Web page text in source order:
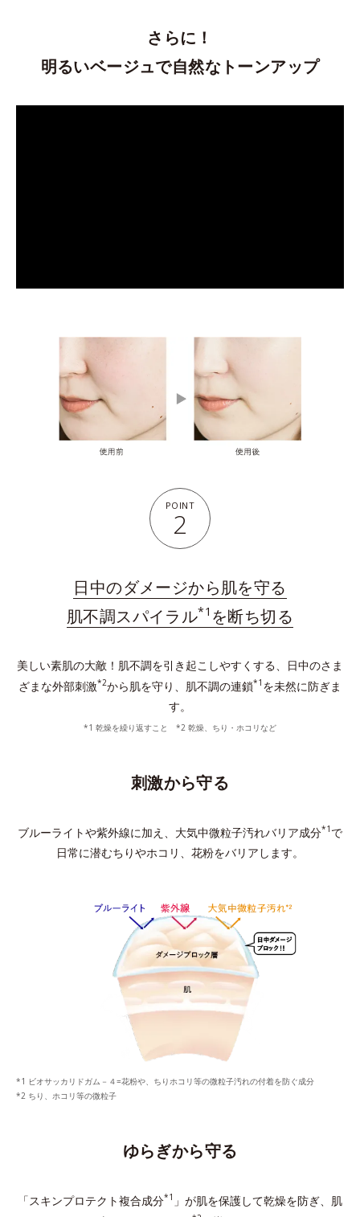
さらに！
明るいベージュで自然なトーンアップ
POINT
2
日中のダメージから肌を守る
肌不調スパイラル*1 を断ち切る
美しい素肌の大敵！肌不調を引き起こしやすくする、日中のさま
ざまな外部刺激*2から肌を守り、肌不調の連鎖*1 を未然に防ぎま
す。
*1 乾燥を繰り返すこと *2 乾燥、ちり・ホコリなど
刺激から守る
ブルーライトや紫外線に加え、大気中微粒子汚れバリア成分*1 で
日常に潜むちりやホコリ、花粉をバリアします。
ビオサッカリドガム－４=花粉や、ちりホコリ等の微粒子汚れの付着を防ぐ成分
ちり、ホコリ等の微粒子
ゆらぎから守る
「スキンプロテクト複合成分*1 」が肌を保護して乾燥を防ぎ、 肌